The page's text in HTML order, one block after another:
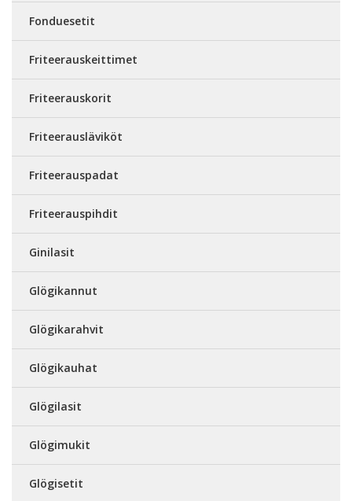
Fonduesetit
Friteerauskeittimet
Friteerauskorit
Friteerausläviköt
Friteerauspadat
Friteerauspihdit
Ginilasit
Glögikannut
Glögikarahvit
Glögikauhat
Glögilasit
Glögimukit
Glögisetit